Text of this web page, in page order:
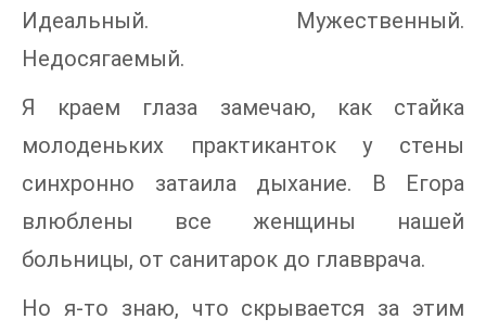
Идеальный. Мужественный.
Недосягаемый.
Я краем глаза замечаю, как стайка
молоденьких практиканток у стены
синхронно затаила дыхание. В Егора
влюблены все женщины нашей
больницы, от санитарок до главврача.
Но я-то знаю, что скрывается за этим